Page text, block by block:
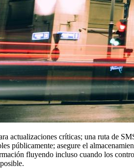
actualizaciones críticas; una ruta de
públicamente; asegure el
fluyendo incluso cuando los